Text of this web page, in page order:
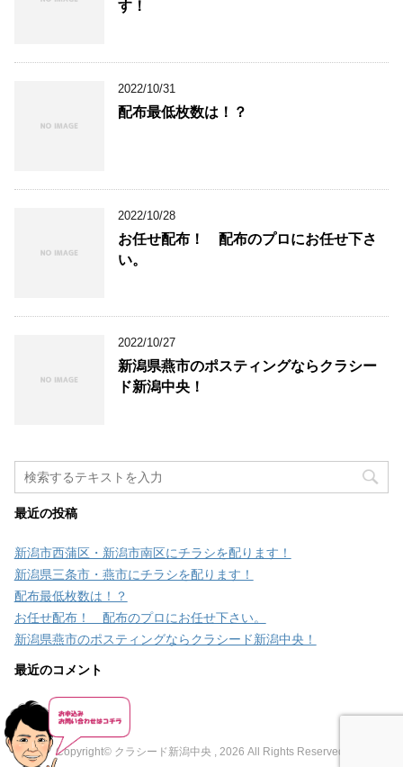
す！
2022/10/31
配布最低枚数は！？
2022/10/28
お任せ配布！ 配布のプロにお任せ下さ
い。
2022/10/27
新潟県燕市のポスティングならクラシー
ド新潟中央！
最近の投稿
新潟市西蒲区・新潟市南区にチラシを配ります！
新潟県三条市・燕市にチラシを配ります！
配布最低枚数は！？
お任せ配布！ 配布のプロにお任せ下さい。
新潟県燕市のポスティングならクラシード新潟中央！
最近のコメント
Copyright© クラシード新潟中央 , 2026 All Rights Reserved.